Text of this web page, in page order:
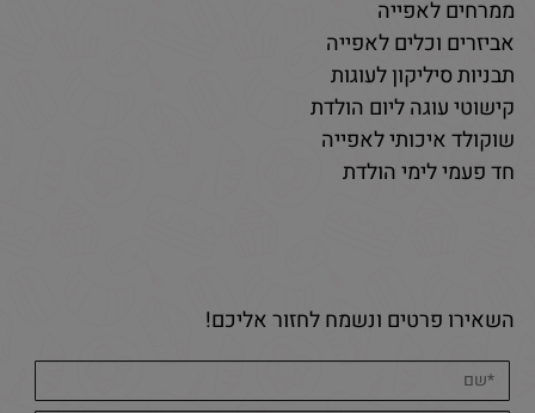
ממרחים לאפייה
אביזרים וכלים לאפייה
תבניות סיליקון לעוגות
קישוטי עוגה ליום הולדת
שוקולד איכותי לאפייה
חד פעמי לימי הולדת
השאירו פרטים ונשמח לחזור אליכם!